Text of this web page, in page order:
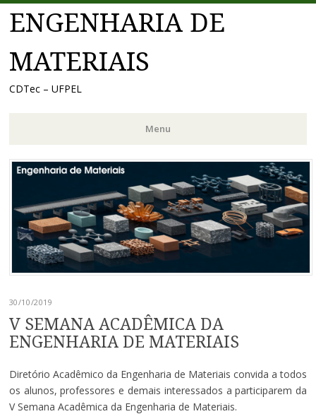
ENGENHARIA DE
MATERIAIS
CDTec – UFPEL
Menu
Pular
conteúdo
30/10/2019
V SEMANA ACADÊMICA DA
ENGENHARIA DE MATERIAIS
Diretório Acadêmico da Engenharia de Materiais convida a todos
os alunos, professores e demais interessados a participarem da
V Semana Acadêmica da Engenharia de Materiais.